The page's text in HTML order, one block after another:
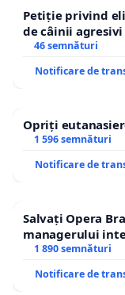
Petiție privind
de câinii
46 semnături
Notificare de
Opriți
1 596 semnături
Notificare de
Salvați Opera
managerului
1 890 semnături
Notificare de